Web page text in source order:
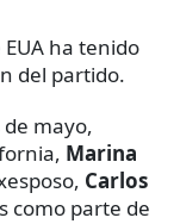
ha tenido
del partido.
mayo,
Marina
Carlos
como parte de